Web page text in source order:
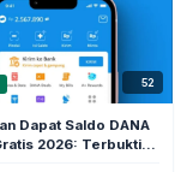
52
Dapat Saldo DANA
2026: Terbukti